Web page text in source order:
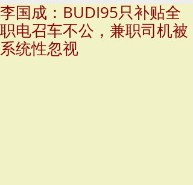
李国成：BUDI95只补贴全
职电召车不公，兼职司机被
系统性忽视